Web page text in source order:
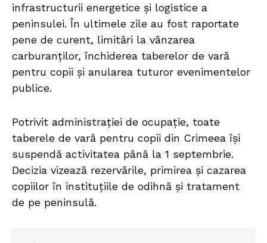
infrastructurii energetice și logistice a
peninsulei. În ultimele zile au fost raportate
pene de curent, limitări la vânzarea
carburanților, închiderea taberelor de vară
pentru copii și anularea tuturor evenimentelor
publice.
Potrivit administrației de ocupație, toate
taberele de vară pentru copii din Crimeea își
suspendă activitatea până la 1 septembrie.
Decizia vizează rezervările, primirea și cazarea
copiilor în instituțiile de odihnă și tratament
de pe peninsulă.